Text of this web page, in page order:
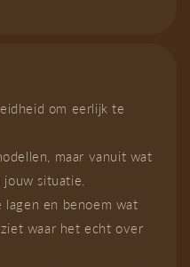
om eerlijk te
maar vanuit wat
situatie.
lagen en benoem wat
waar het echt over